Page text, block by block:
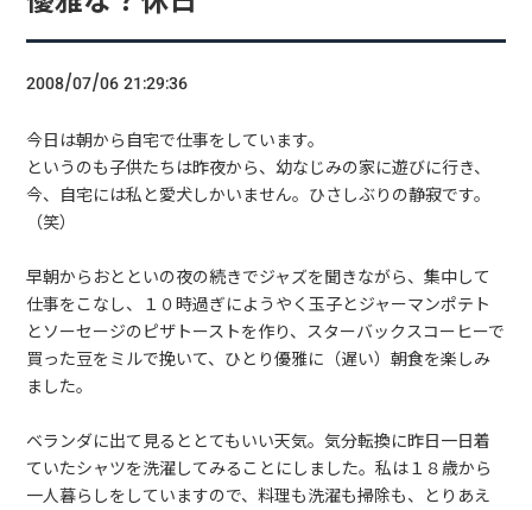
2008/07/06 21:29:36
今日は朝から自宅で仕事をしています。
というのも子供たちは昨夜から、幼なじみの家に遊びに行き、
今、自宅には私と愛犬しかいません。ひさしぶりの静寂です。
（笑）
早朝からおとといの夜の続きでジャズを聞きながら、集中して
仕事をこなし、１０時過ぎにようやく玉子とジャーマンポテト
とソーセージのピザトーストを作り、スターバックスコーヒーで
買った豆をミルで挽いて、ひとり優雅に（遅い）朝食を楽しみ
ました。
ベランダに出て見るととてもいい天気。気分転換に昨日一日着
ていたシャツを洗濯してみることにしました。私は１８歳から
一人暮らしをしていますので、料理も洗濯も掃除も、とりあえ